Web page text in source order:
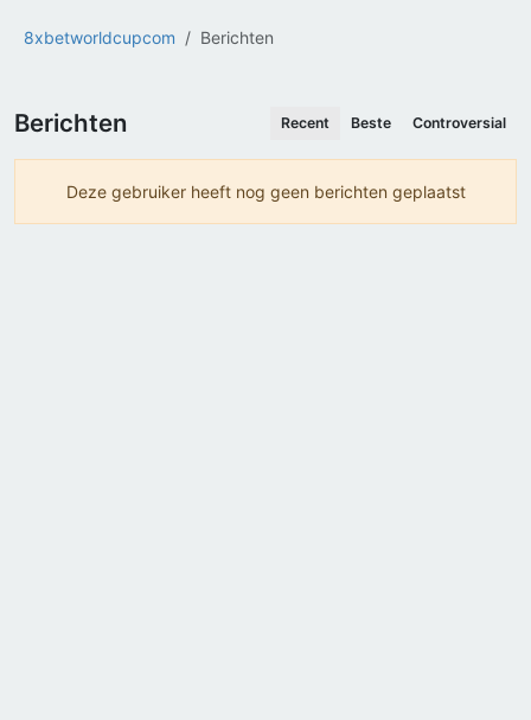
8xbetworldcupcom Berichten
Berichten Recent Beste Controversial
Deze gebruiker heeft nog geen berichten geplaatst